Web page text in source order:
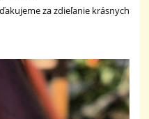
za zdieľanie krásnych